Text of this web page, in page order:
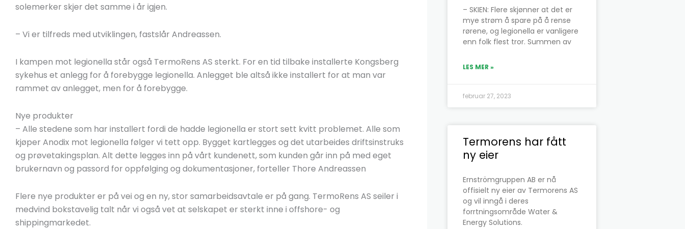
solemerker skjer det samme i år igjen.
– Vi er tilfreds med utviklingen, fastslår Andreassen.
I kampen mot legionella står også TermoRens AS sterkt. For en tid tilbake installerte Kongsberg
sykehus et anlegg for å forebygge legionella. Anlegget ble altså ikke installert for at man var
rammet av anlegget, men for å forebygge.
Nye produkter
– Alle stedene som har installert fordi de hadde legionella er stort sett kvitt problemet. Alle som
kjøper Anodix mot legionella følger vi tett opp. Bygget kartlegges og det utarbeides driftsinstruks
og prøvetakingsplan. Alt dette legges inn på vårt kundenett, som kunden går inn på med eget
brukernavn og passord for oppfølging og dokumentasjoner, forteller Thore Andreassen
Flere nye produkter er på vei og en ny, stor samarbeidsavtale er på gang. TermoRens AS seiler i
medvind bokstavelig talt når vi også vet at selskapet er sterkt inne i offshore- og
shippingmarkedet.
– SKIEN: Flere skjønner at det er
mye strøm å spare på å rense
rørene, og legionella er vanligere
enn folk flest tror. Summen av
LES MER »
februar 27, 2023
Termorens har fått
ny eier
Ernströmgruppen AB er nå
offisielt ny eier av Termorens AS
og vil inngå i deres
forrtningsområde Water &
Energy Solutions.